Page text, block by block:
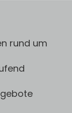
rund um